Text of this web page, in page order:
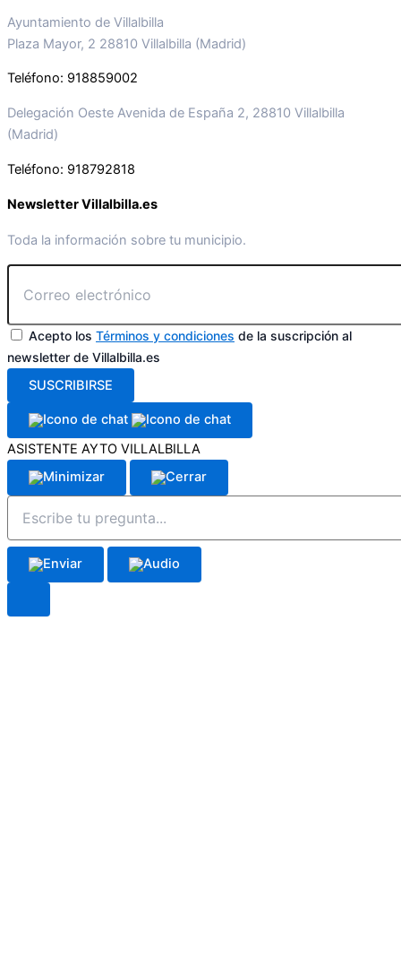
Ayuntamiento de Villalbilla
Plaza Mayor, 2 28810 Villalbilla (Madrid)
Teléfono: 918859002
Delegación Oeste Avenida de España 2, 28810 Villalbilla
(Madrid)
Teléfono: 918792818
Newsletter Villalbilla.es
Toda la información sobre tu municipio.
Acepto los Términos y condiciones de la suscripción al
newsletter de Villalbilla.es
SUSCRIBIRSE
ASISTENTE AYTO VILLALBILLA